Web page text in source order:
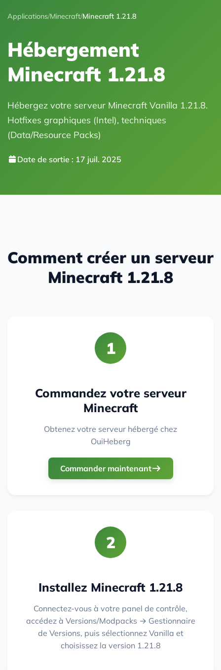
Applications/Minecraft/Minecraft 1.21.8
Hébergement
Minecraft 1.21.8
Hébergez votre serveur Minecraft Vanilla 1.21.8.
Hotfixes graphiques (Intel), techniques
(Data/Resource Packs)
Date de sortie : 17 juil. 2025
Comment créer un serveur
Minecraft 1.21.8
1
Commandez votre serveur
Minecraft
Obtenez votre serveur hébergé chez
OuiHeberg
Commander maintenant
2
Installez Minecraft 1.21.8
Connectez-vous à votre panel de contrôle,
accédez à Versions/Modpacks → Gestionnaire
de Versions, puis sélectionnez Vanilla et
choisissez la version 1.21.8